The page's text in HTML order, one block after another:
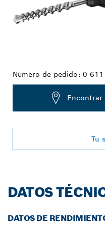
Número de pedido: 0 611
Tu
DATOS
DATOS DE